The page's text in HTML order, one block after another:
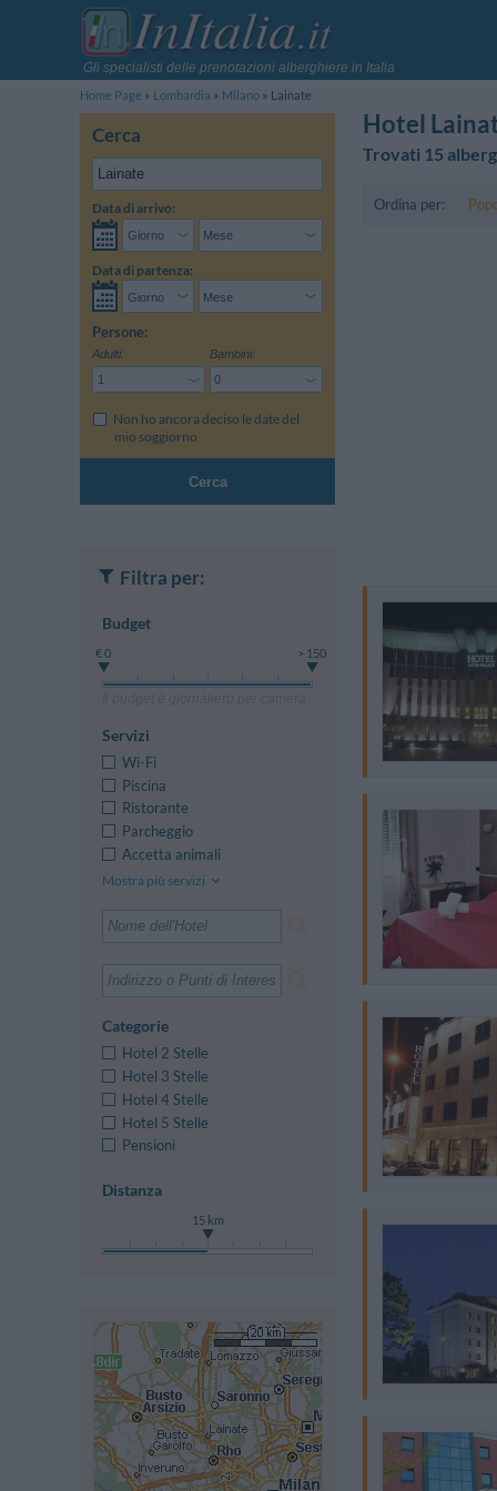
Gli specialisti delle prenotazioni alberghiere in Italia
Home Page
Lombardia Milano Lainate
Cerca
Data di arrivo:
Data di partenza:
Persone:
Adulti: Bambini:
Non ho ancora deciso le date del
mio soggiorno
Cerca
Hotel
Trovati 15
Ordina per:
Filtra per:
Budget
€ 0 > 150
Il budget è giornaliero per camera
Servizi
Wi-Fi
Piscina
Ristorante
Parcheggio
Accetta animali
Mostra più servizi
Categorie
Hotel 2 Stelle
Hotel 3 Stelle
Hotel 4 Stelle
Hotel 5 Stelle
Pensioni
Distanza
15 km